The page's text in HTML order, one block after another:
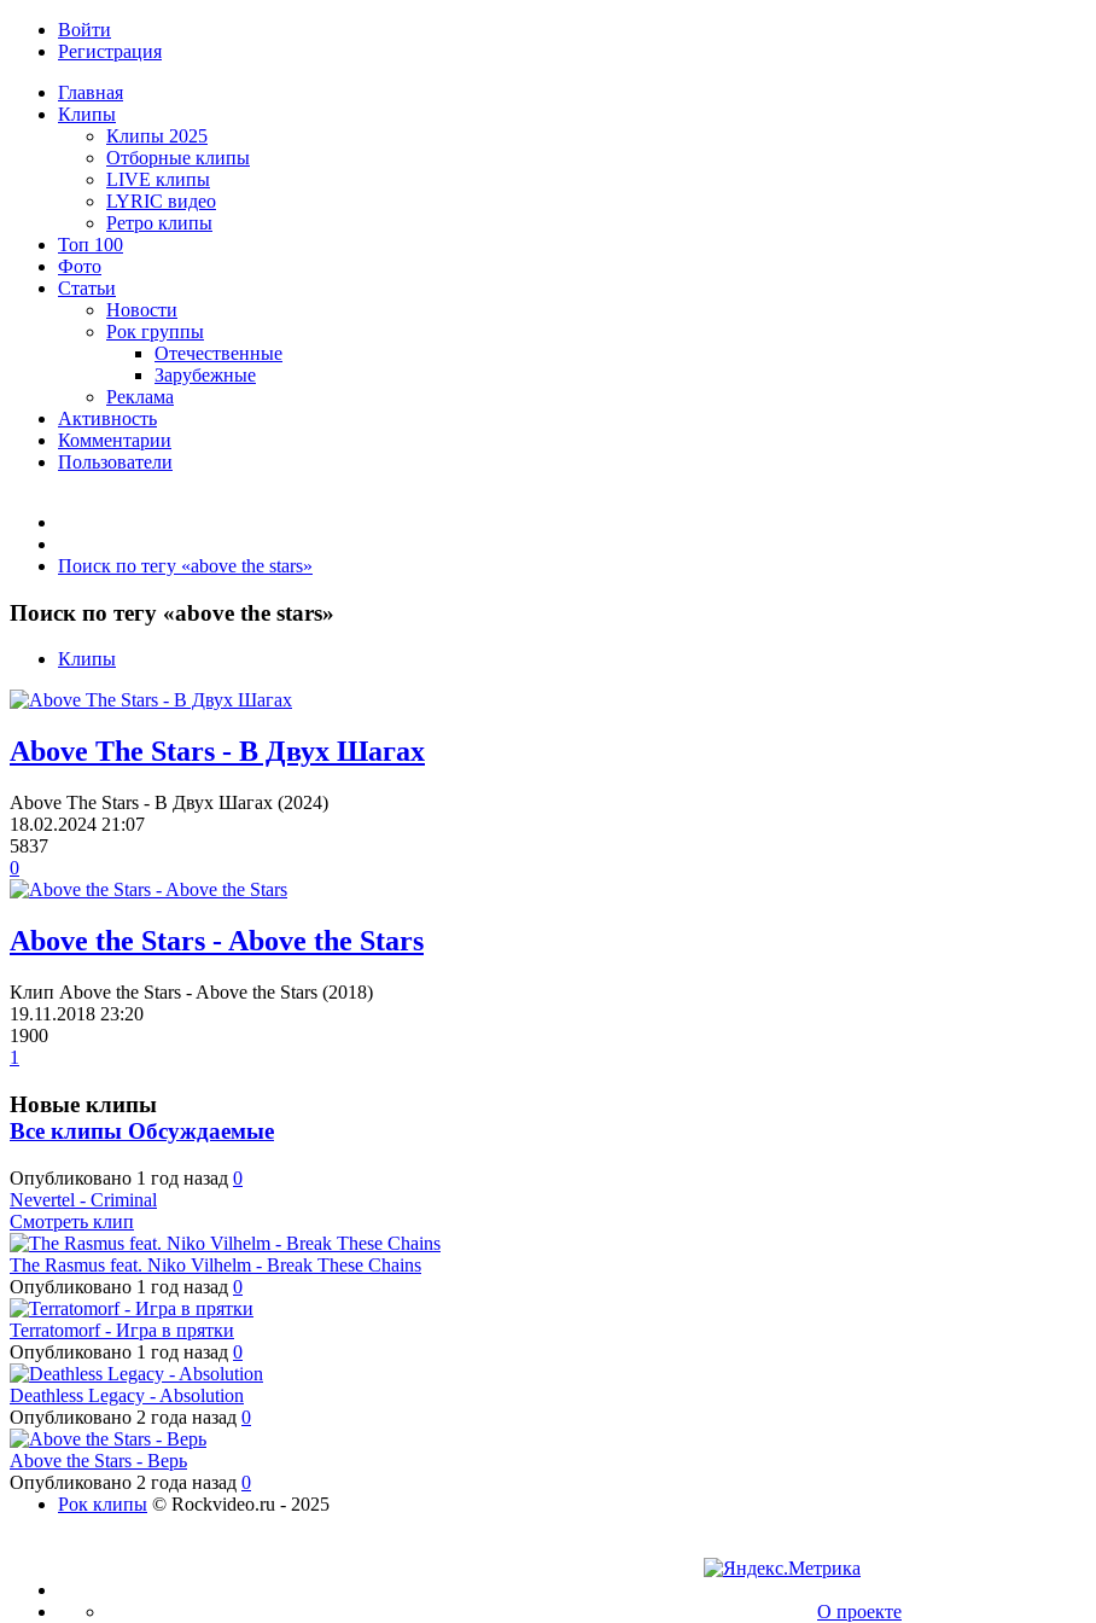
Войти
Регистрация
Главная
Клипы
Клипы 2025
Отборные клипы
LIVE клипы
LYRIC видео
Ретро клипы
Топ 100
Фото
Статьи
Новости
Рок группы
Отечественные
Зарубежные
Реклама
Активность
Комментарии
Пользователи
Поиск по тегу «above the stars»
Поиск по тегу «above the stars»
Клипы
Above The Stars - В Двух Шагах
Above The Stars - В Двух Шагах (2024)
18.02.2024 21:07
5837
0
Above the Stars - Above the Stars
Клип Above the Stars - Above the Stars (2018)
19.11.2018 23:20
1900
1
Новые клипы
Все клипы Обсуждаемые
Опубликовано 1 год назад 0
Nevertel - Criminal
Смотреть клип
The Rasmus feat. Niko Vilhelm - Break These Chains
Опубликовано 1 год назад 0
Terratomorf - Игра в прятки
Опубликовано 1 год назад 0
Deathless Legacy - Absolution
Опубликовано 2 года назад 0
Above the Stars - Верь
Опубликовано 2 года назад 0
Рок клипы © Rockvideo.ru - 2025
О проекте